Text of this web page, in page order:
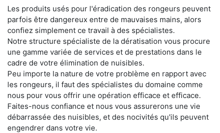
Les produits usés pour l'éradication des rongeurs peuvent
parfois être dangereux entre de mauvaises mains, alors
confiez simplement ce travail à des spécialistes.
Notre structure spécialiste de la dératisation vous procure
une gamme variée de services et de prestations dans le
cadre de votre élimination de nuisibles.
Peu importe la nature de votre problème en rapport avec
les rongeurs, il faut des spécialistes du domaine comme
nous pour vous offrir une opération efficace et efficace.
Faites-nous confiance et nous vous assurerons une vie
débarrassée des nuisibles, et des nocivités qu'ils peuvent
engendrer dans votre vie.